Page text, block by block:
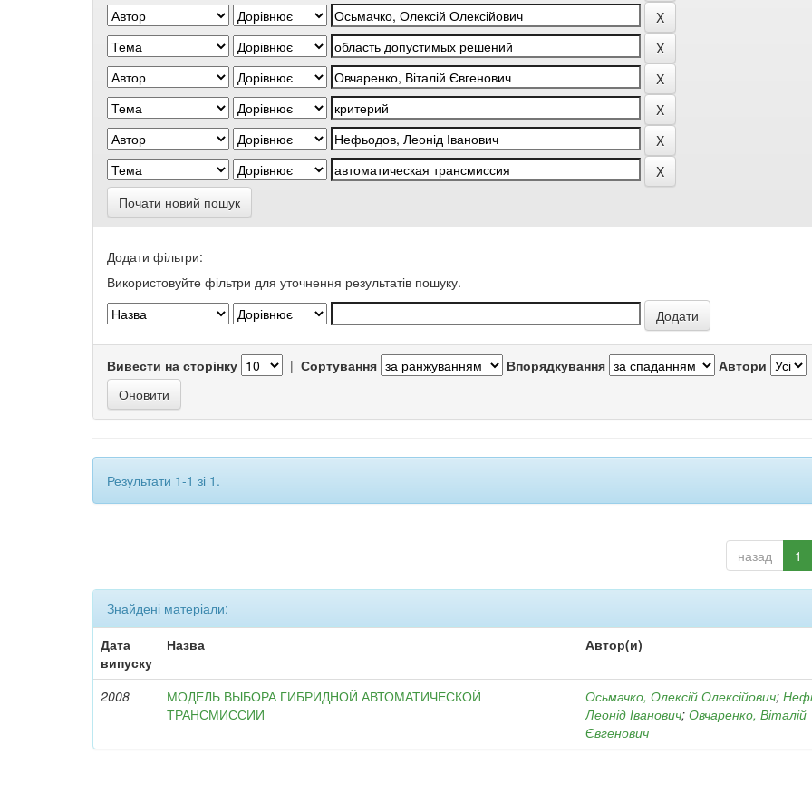
Почати новий пошук
Додати фільтри:
Використовуйте фільтри для уточнення результатів пошуку.
Вивести на сторінку | Сортування Впорядкування Автори
Результати 1-1 зі 1.
назад 1
Знайдені матеріали:
Дата
випуску
Назва Автор(и)
2008
МОДЕЛЬ ВЫБОРА ГИБРИДНОЙ АВТОМАТИЧЕСКОЙ
ТРАНСМИССИИ
Осьмачко, Олексій Олексійович;
Леонід Іванович;Овчаренко, Віталій
Євгенович